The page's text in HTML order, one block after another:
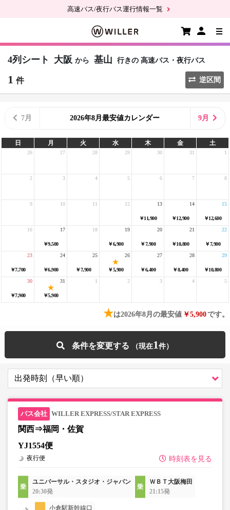
高速バス/夜行バス運行情報一覧
4列シート 大阪 から 基山 行きの 高速バス・夜行バス
1 件 逆区間
7月 2026年8月最安値カレンダー 9月
日 月 火 水 木 金 土
26 27 28 29 30 31 1
2 3 4 5 6 7 8
9 10 11 12
￥11,900
13
￥12,900
14
￥12,600
15
16
￥9,500
17 18
￥6,900
19
￥7,900
20
￥10,800
21
￥7,900
22
￥7,700
23
￥6,900
24
￥7,900
25
￥5,900
26
￥6,400
27
￥8,400
28
￥10,800
29
￥7,900
30
￥5,900
31 1 2 3 4 5
★は2026年8月の最安値 ￥5,900です。
条件を変更する 1
WILLER EXPRESS/STAR EXPRESS
関西⇒福岡・佐賀
YJ1554便
時刻表を見る
夜行便
ユニバーサル・スタジオ・ジャパン
20:30発
ＷＢＴ大阪梅田
21:15発
小倉駅新幹線口